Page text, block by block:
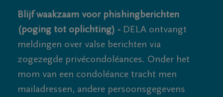
Blijf waakzaam voor phishingberichten
(poging tot oplichting) - DELA ontvangt
meldingen over valse berichten via
zogezegde privécondoléances. Onder het
mom van een condoléance tracht men
mailadressen, andere persoonsgegevens